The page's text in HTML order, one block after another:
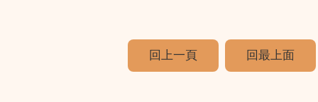
回上一頁 回最上面